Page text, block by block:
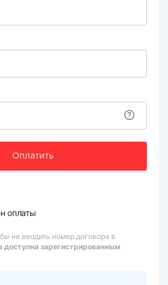
Оплатить
оплаты
не вводить номер договора в
доступна зарегистрированным